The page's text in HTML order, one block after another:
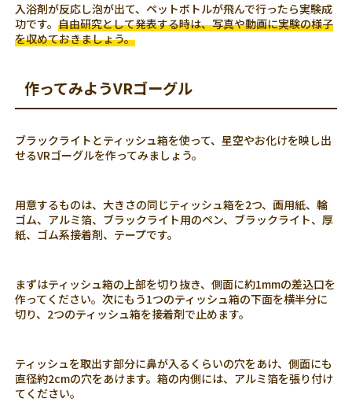
入浴剤が反応し泡が出て、ペットボトルが飛んで行ったら実験成
功です。自由研究として発表する時は、写真や動画に実験の様子
を収めておきましょう。
作ってみようVRゴーグル
ブラックライトとティッシュ箱を使って、星空やお化けを映し出
せるVRゴーグルを作ってみましょう。
用意するものは、大きさの同じティッシュ箱を2つ、画用紙、輪
ゴム、アルミ箔、ブラックライト用のペン、ブラックライト、厚
紙、ゴム系接着剤、テープです。
まずはティッシュ箱の上部を切り抜き、側面に約1mmの差込口を
作ってください。次にもう1つのティッシュ箱の下面を横半分に
切り、2つのティッシュ箱を接着剤で止めます。
ティッシュを取出す部分に鼻が入るくらいの穴をあけ、側面にも
直径約2cmの穴をあけます。箱の内側には、アルミ箔を張り付け
てください。